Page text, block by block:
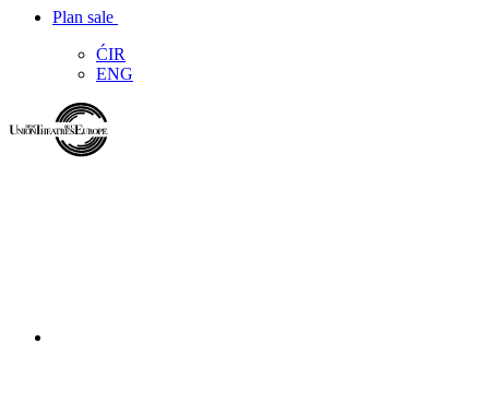
Plan sale
ĆIR
ENG